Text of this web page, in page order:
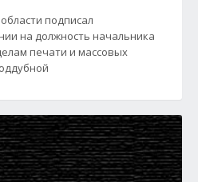
подписал
на должность начальника
печати и массовых